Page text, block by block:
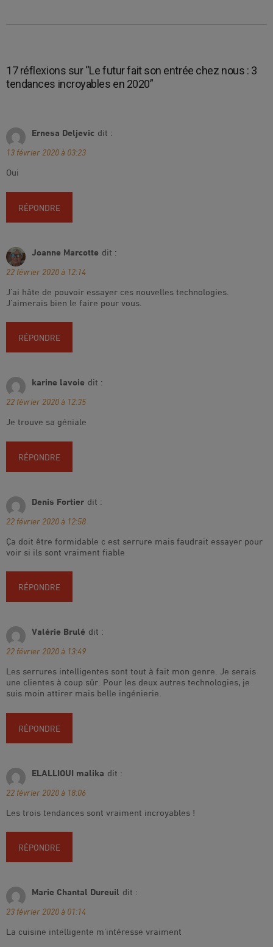
17 réflexions sur “Le futur fait son entrée chez nous : 3
tendances incroyables en 2020”
Ernesa Deljevic dit :
13 février 2020 à 03:23
Oui
RÉPONDRE
Joanne Marcotte dit :
22 février 2020 à 12:14
J’ai hâte de pouvoir essayer ces nouvelles technologies.
J’aimerais bien le faire pour vous.
RÉPONDRE
karine lavoie dit :
22 février 2020 à 12:35
Je trouve sa géniale
RÉPONDRE
Denis Fortier dit :
22 février 2020 à 12:58
Ça doit être formidable c est serrure mais faudrait essayer pour
voir si ils sont vraiment fiable
RÉPONDRE
Valérie Brulé dit :
22 février 2020 à 13:49
Les serrures intelligentes sont tout à fait mon genre. Je serais
une clientes à coup sûr. Pour les deux autres technologies, je
suis moin attirer mais belle ingénierie.
RÉPONDRE
ELALLIOUI malika dit :
22 février 2020 à 18:06
Les trois tendances sont vraiment incroyables !
RÉPONDRE
Marie Chantal Dureuil dit :
23 février 2020 à 01:14
La cuisine intelligente m’intéresse vraiment